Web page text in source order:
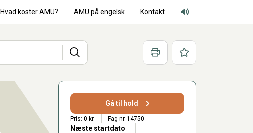
Hvad koster AMU? AMU på engelsk Kontakt
Adgang for alle lyd
Søg Print Favoritter
Gå til hold
Pris: 0 kr. Fag nr. 14750-
Næste startdato: